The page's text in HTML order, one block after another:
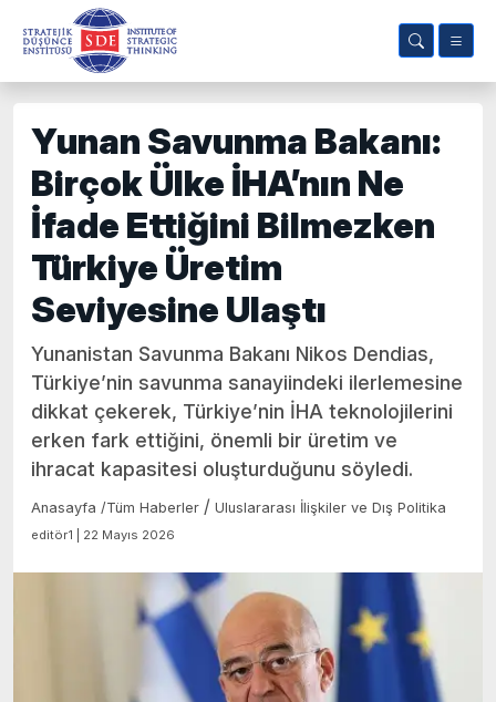
Yunan Savunma Bakanı:
Birçok Ülke İHA’nın Ne
İfade Ettiğini Bilmezken
Türkiye Üretim
Seviyesine Ulaştı
Yunanistan Savunma Bakanı Nikos Dendias,
Türkiye’nin savunma sanayiindeki ilerlemesine
dikkat çekerek, Türkiye’nin İHA teknolojilerini
erken fark ettiğini, önemli bir üretim ve
ihracat kapasitesi oluşturduğunu söyledi.
Anasayfa /Tüm Haberler / Uluslararası İlişkiler ve Dış Politika
editör1 | 22 Mayıs 2026